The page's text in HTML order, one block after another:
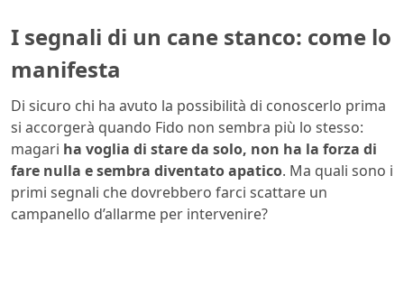
I segnali di un cane stanco: come lo
manifesta
Di sicuro chi ha avuto la possibilità di conoscerlo prima
si accorgerà quando Fido non sembra più lo stesso:
magari ha voglia di stare da solo, non ha la forza di
fare nulla e sembra diventato apatico. Ma quali sono i
primi segnali che dovrebbero farci scattare un
campanello d’allarme per intervenire?